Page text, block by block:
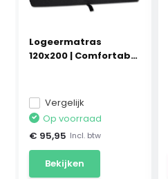
Logeermatras
120x200 | Comfortabel
Vergelijk
Op voorraad
€ 95,95 Incl. btw
Bekijken